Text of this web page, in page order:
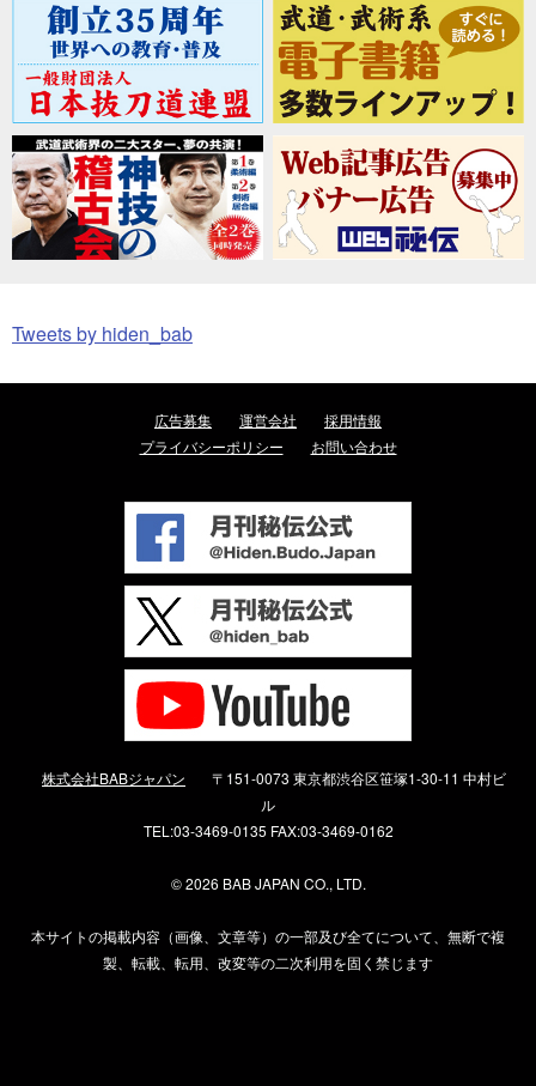
Tweets by hiden_bab
広告募集 運営会社
採用情報
プライバシーポリシー
お問い合わせ
株式会社BABジャパン
〒151-0073 東京都渋谷区笹塚1-30-11 中村ビ
ル
TEL:03-3469-0135 FAX:03-3469-0162
©2026 BAB JAPAN CO., LTD.
本サイトの掲載内容（画像、文章等）の一部及び全てについて、無断で複
製、転載、転用、改変等の二次利用を固く禁じます